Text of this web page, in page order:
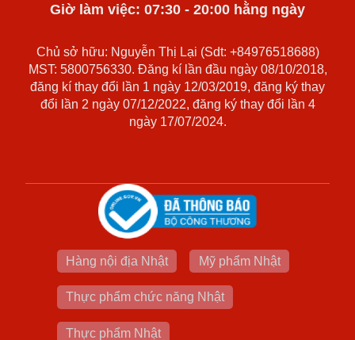
Giờ làm việc: 07:30 - 20:00 hằng ngày
Chủ sở hữu: Nguyễn Thị Lại (Sdt: +84976518688)
MST: 5800756330. Đăng kí lần đầu ngày 08/10/2018,
đăng kí thay đổi lần 1 ngày 12/03/2019, đăng ký thay
đổi lần 2 ngày 07/12/2022, đăng ký thay đổi lần 4
ngày 17/07/2024.
Hàng nội địa Nhật Mỹ phẩm Nhật
Thực phẩm chức năng Nhật
Thực phẩm Nhật